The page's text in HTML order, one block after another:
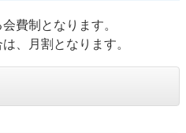
費制となります。
、月割となります。